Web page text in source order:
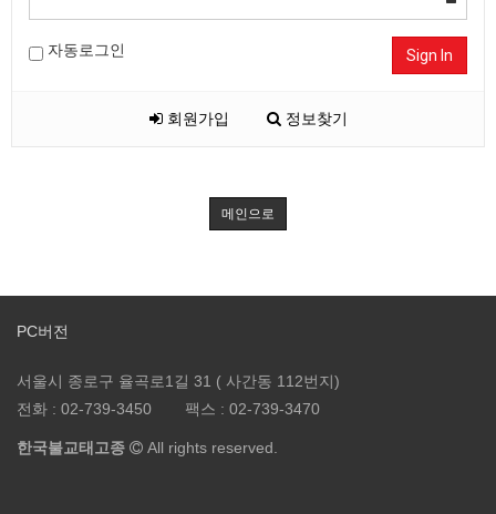
자동로그인 Sign In
회원가입 정보찾기
메인으로
PC버전
서울시 종로구 율곡로1길 31 ( 사간동 112번지)
전화 : 02-739-3450 팩스 : 02-739-3470
한국불교태고종 All rights reserved.